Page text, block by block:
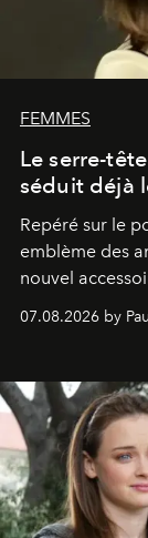
FEMMES
Le serre-
séduit déjà
Repéré sur le
emblème des
nouvel
s'arrachent
07.08.2026 by